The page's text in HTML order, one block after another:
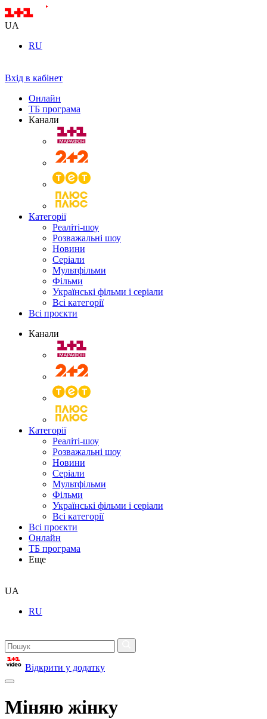
UA
RU
Вхід в кабінет
Онлайн
ТБ програма
Канали
Категорії
Реаліті-шоу
Розважальні шоу
Новини
Серіали
Мультфільми
Фільми
Українські фільми і серіали
Всі категорії
Всі проєкти
Канали
Категорії
Реаліті-шоу
Розважальні шоу
Новини
Серіали
Мультфільми
Фільми
Українські фільми і серіали
Всі категорії
Всі проєкти
Онлайн
ТБ програма
Еще
UA
RU
Відкрити у додатку
Міняю жінку